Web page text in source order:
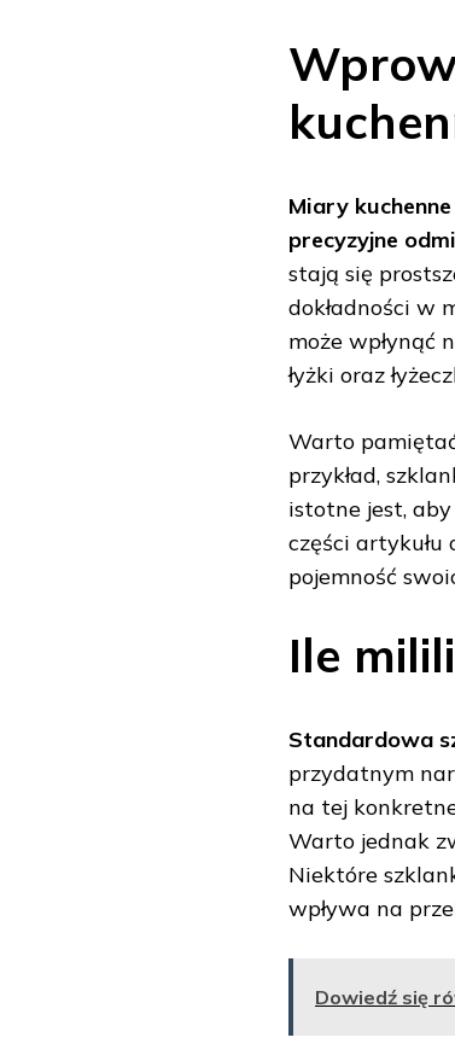
Miary kuchenne
precyzyjne
stają się
dokładności w
może wpłynąć
łyżki oraz
Warto
przykład,
istotne jest,
części
pojemność
Ile
Standardowa
przydatnym
na tej
Warto jednak
Niektóre
wpływa na
Dowiedź się